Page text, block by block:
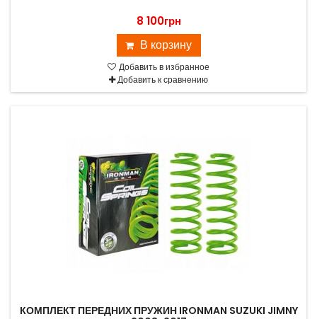
8 100грн
В корзину
Добавить в избранное
Добавить к сравнению
КОМПЛЕКТ ПЕРЕДНИХ ПРУЖИН IRONMAN SUZUKI JIMNY